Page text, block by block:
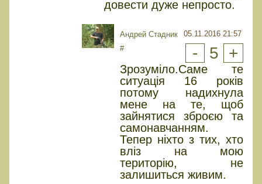
довести дуже непросто.
Андрей Стадник
05.11.2016 21:57
#
- 5 +
Зрозуміло.Саме те
ситуація 16 років
потому надихнула
мене на те, щоб
зайнятися зброєю та
самонавчанням.
Тепер ніхто з тих, хто
вліз на мою
територію, не
залишиться живим.